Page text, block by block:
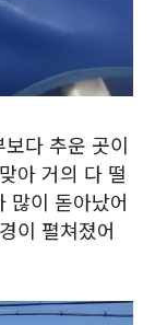
다 추운 곳이
아 거의 다 떨
많이 돋아났어
이 펼쳐졌어